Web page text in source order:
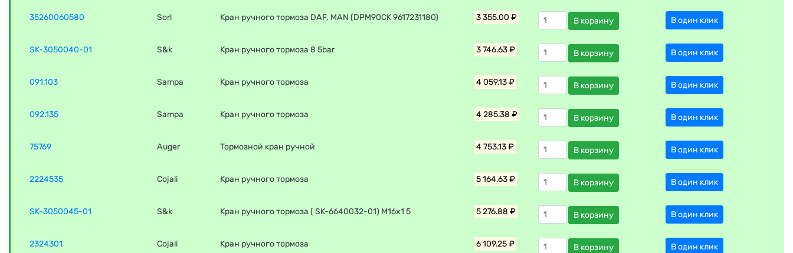
35260060580 Sorl Кран ручного тормоза DAF, MAN (DPM90CK 9617231180) 3 355.00 ₽ В корзину В один клик
SK-3050040-01 S&k Кран ручного тормоза 8 5bar 3 746.63 ₽ В корзину В один клик
091.103 Sampa Кран ручного тормоза 4 059.13 ₽ В корзину В один клик
092.135 Sampa Кран ручного тормоза 4 285.38 ₽ В корзину В один клик
75769 Auger Тормозной кран ручной 4 753.13 ₽ В корзину В один клик
2224535 Cojali Кран ручного тормоза 5 164.63 ₽ В корзину В один клик
SK-3050045-01 S&k Кран ручного тормоза ( SK-6640032-01) M16x1 5 5 276.88 ₽ В корзину В один клик
2324301 Cojali Кран ручного тормоза 6 109.25 ₽ В корзину В один клик